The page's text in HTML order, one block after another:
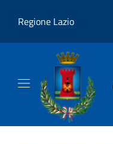
Regione Lazio